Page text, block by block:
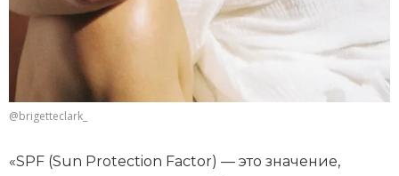
@brigetteclark_
«SPF (Sun Protection Factor) — это значение,